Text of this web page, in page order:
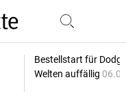
Bestellstart für
Welten auffällig